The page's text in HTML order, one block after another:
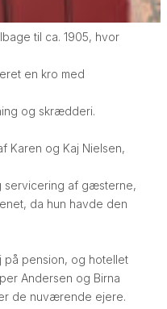
til ca. 1905, hvor
en kro med
og skrædderi.
Karen og Kaj Nielsen,
servicering af gæsterne,
da hun havde den
på pension, og hotellet
Andersen og Birna
de nuværende ejere.